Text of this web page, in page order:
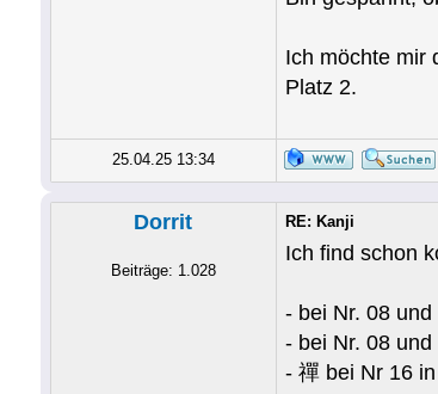
Ich möchte mir
Platz 2.
25.04.25 13:34
Dorrit
Beiträge: 1.028
RE: Kanji
Ich find schon
- bei Nr. 08
- bei Nr. 08
- 禪 bei Nr 16